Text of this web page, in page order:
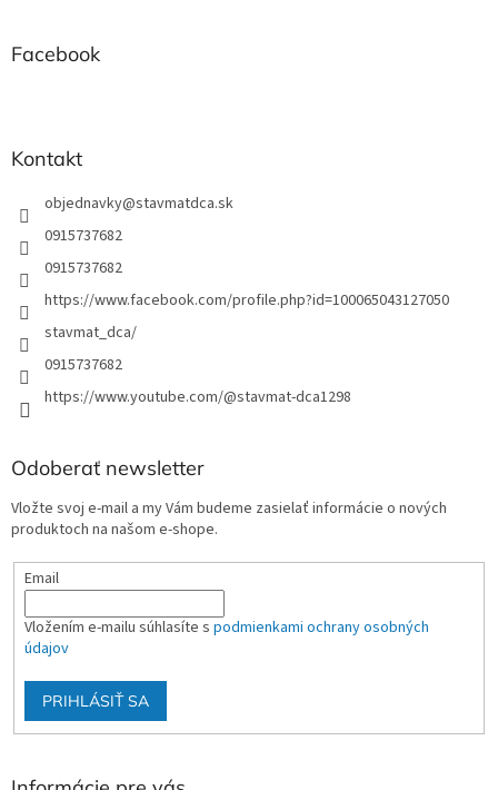
Facebook
Kontakt
objednavky@stavmatdca.sk
0915737682
0915737682
https://www.facebook.com/profile.php?id=100065043127050
stavmat_dca/
0915737682
https://www.youtube.com/@stavmat-dca1298
Odoberať newsletter
Vložte svoj e-mail a my Vám budeme zasielať informácie o nových
produktoch na našom e-shope.
Email
Vložením e-mailu súhlasíte s podmienkami ochrany osobných
údajov
PRIHLÁSIŤ SA